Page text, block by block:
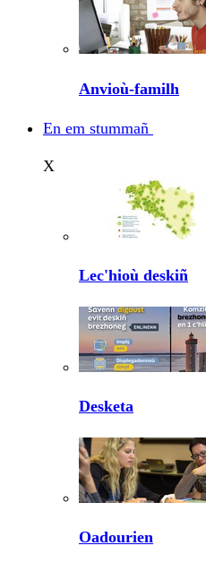
Anvioù-familh
En em stummañ
X
Lec'hioù deskiñ
Desketa
Oadourien